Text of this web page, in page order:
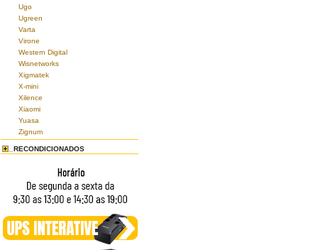
Ugo
Ugreen
Varta
Virone
Western Digital
Wisnetworks
Xigmatek
X-mini
Xilence
Xiaomi
Yuasa
Zignum
RECONDICIONADOS